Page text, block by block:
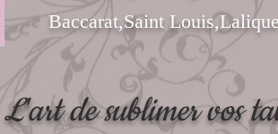
Baccarat,Saint
L'art de sublimer vos